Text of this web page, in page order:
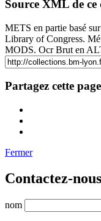
Source XML de ce
METS en partie basé
Library of Congress.
MODS. Ocr Brut en
Partagez cette
Fermer
Contactez-nous
nom